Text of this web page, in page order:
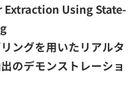
Extraction Using State-
リングを用いたリアルタ
のデモンストレーショ